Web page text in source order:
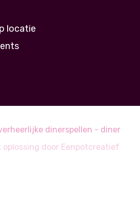
locatie
dinerspellen - diner
oplossing door Eenpotcreatief